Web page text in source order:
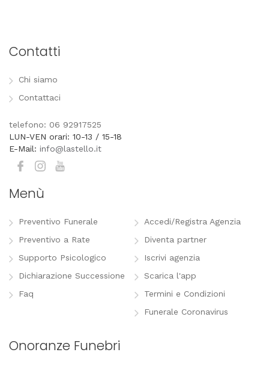
Contatti
Chi siamo
Contattaci
telefono: 06 92917525
LUN-VEN orari: 10-13 / 15-18
E-Mail: info@lastello.it
Menù
Preventivo Funerale
Preventivo a Rate
Supporto Psicologico
Dichiarazione Successione
Faq
Accedi/Registra Agenzia
Diventa partner
Iscrivi agenzia
Scarica l'app
Termini e Condizioni
Funerale Coronavirus
Onoranze Funebri